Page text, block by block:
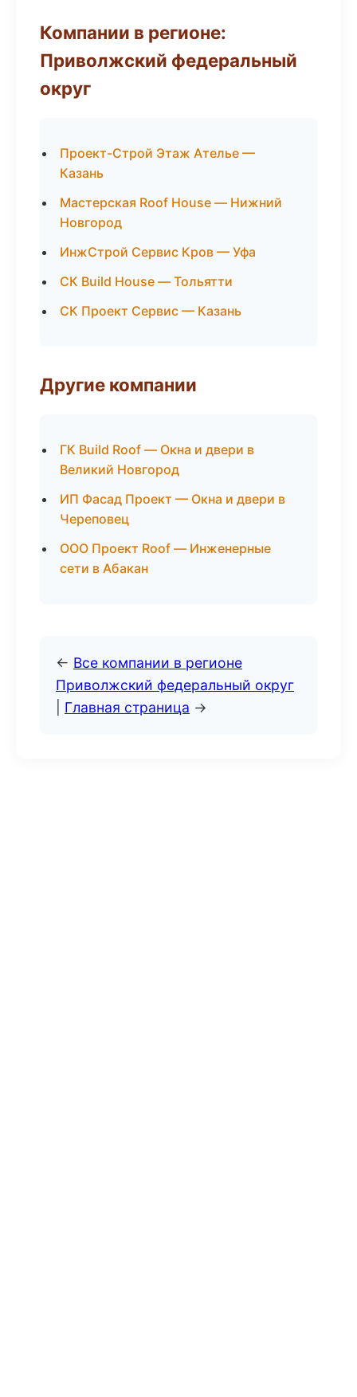
Компании в регионе:
Приволжский федеральный
округ
Проект-Строй Этаж Ателье —
Казань
Мастерская Roof House — Нижний
Новгород
ИнжСтрой Сервис Кров — Уфа
СК Build House — Тольятти
СК Проект Сервис — Казань
Другие компании
ГК Build Roof — Окна и двери в
Великий Новгород
ИП Фасад Проект — Окна и двери в
Череповец
ООО Проект Roof — Инженерные
сети в Абакан
← Все компании в регионе
Приволжский федеральный округ
Главная страница →